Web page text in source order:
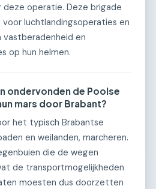
operatie. Deze brigade
luchtlandingsoperaties en
vastberadenheid en
op hun helmen.
ondervonden de Poolse
mars door Brabant?
het typisch Brabantse
en weilanden, marcheren.
die de wegen
de transportmogelijkheden
moesten dus doorzetten